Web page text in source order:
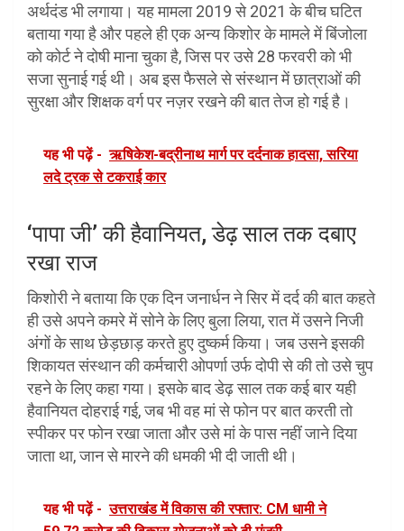
अर्थदंड भी लगाया। यह मामला 2019 से 2021 के बीच घटित
बताया गया है और पहले ही एक अन्य किशोर के मामले में बिंजोला
को कोर्ट ने दोषी माना चुका है, जिस पर उसे 28 फरवरी को भी
सजा सुनाई गई थी। अब इस फैसले से संस्थान में छात्राओं की
सुरक्षा और शिक्षक वर्ग पर नज़र रखने की बात तेज हो गई है।
यह भी पढ़ें - ऋषिकेश-बद्रीनाथ मार्ग पर दर्दनाक हादसा, सरिया
लदे ट्रक से टकराई कार
‘पापा जी’ की हैवानियत, डेढ़ साल तक दबाए
रखा राज
किशोरी ने बताया कि एक दिन जनार्धन ने सिर में दर्द की बात कहते
ही उसे अपने कमरे में सोने के लिए बुला लिया, रात में उसने निजी
अंगों के साथ छेड़छाड़ करते हुए दुष्कर्म किया। जब उसने इसकी
शिकायत संस्थान की कर्मचारी ओपर्णा उर्फ दोपी से की तो उसे चुप
रहने के लिए कहा गया। इसके बाद डेढ़ साल तक कई बार यही
हैवानियत दोहराई गई, जब भी वह मां से फोन पर बात करती तो
स्पीकर पर फोन रखा जाता और उसे मां के पास नहीं जाने दिया
जाता था, जान से मारने की धमकी भी दी जाती थी।
यह भी पढ़ें - उत्तराखंड में विकास की रफ्तार: CM धामी ने